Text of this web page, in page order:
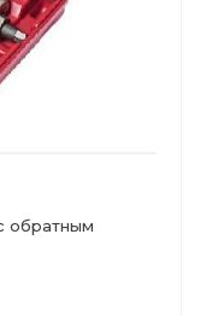
обратным